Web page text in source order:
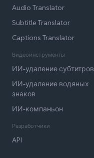
Audio Translator
Subtitle Translator
Captions Translator
Видеоинструменты
ИИ-удаление субтитров
ИИ-удаление водяных
знаков
ИИ-компаньон
Разработчики
API